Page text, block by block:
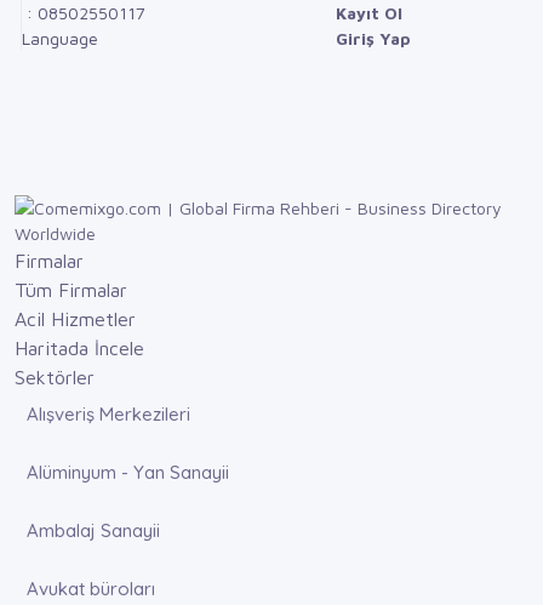
: 08502550117
Language
Kayıt Ol
Giriş Yap
Firmalar
Tüm Firmalar
Acil Hizmetler
Haritada İncele
Sektörler
Alışveriş Merkezileri
Alüminyum - Yan Sanayii
Ambalaj Sanayii
Avukat büroları